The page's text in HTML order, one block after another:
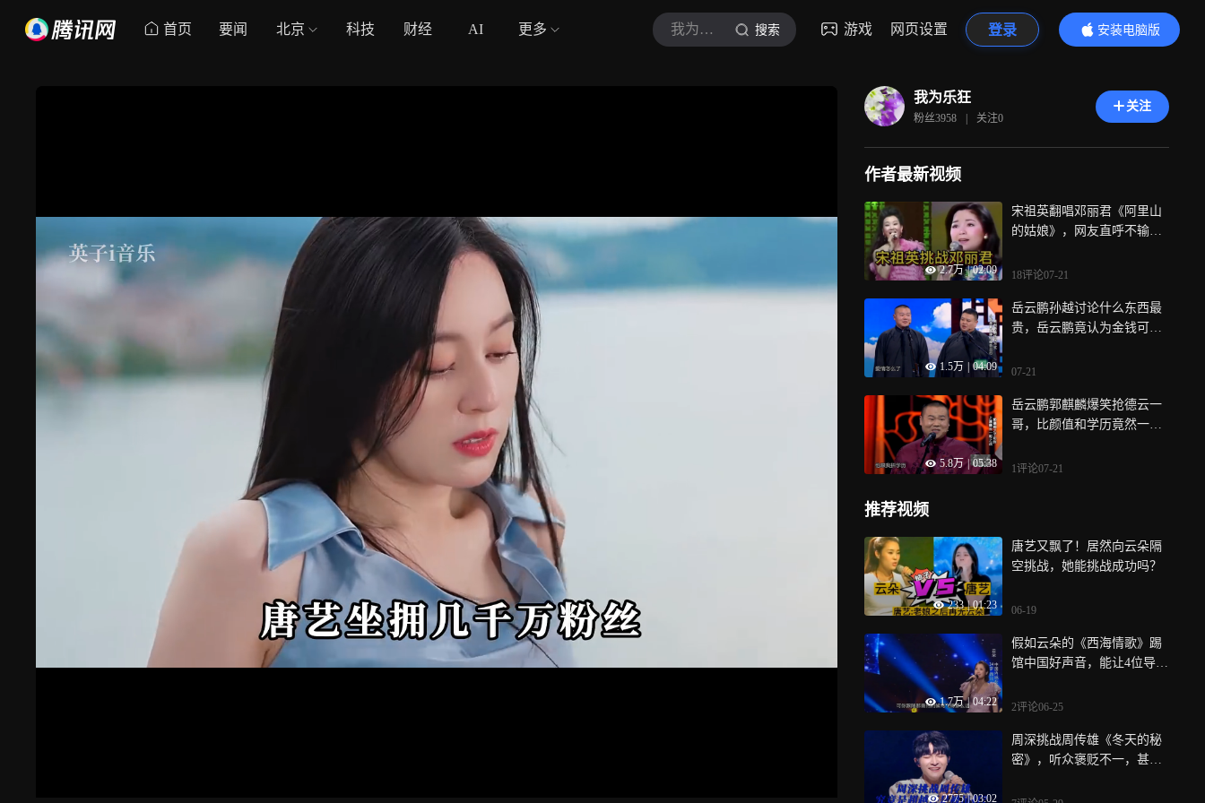
首页 要闻 北京 科技 财经 AI 更多 我为乐狂 搜索 游戏 网页设置 登录
安装电脑版
内容更精彩
我为乐狂
粉丝3958 | 关注0
关注
作者最新视频
2.7万 | 02:09
宋祖英翻唱邓丽君《阿里山
的姑娘》，网友直呼不输原
18评论07-21
1.5万 04:09
岳云鹏孙越讨论什么东西最
贵，岳云鹏竟认为金钱可以
07-21
5.8万 | 05:38
岳云鹏郭麒麟爆笑抢德云一
哥，比颜值和学历竟然一比
1评论07-21
推荐视频
233 | 01:23
唐艺又飘了！居然向云朵隔
空挑战，她能挑战成功吗？
06-19
1.7万 | 04:22
假如云朵的《西海情歌》踢
馆中国好声音，能让4位导师
2评论06-25
2775 | 03:02
周深挑战周传雄《冬天的秘
密》，听众褒贬不一，甚至